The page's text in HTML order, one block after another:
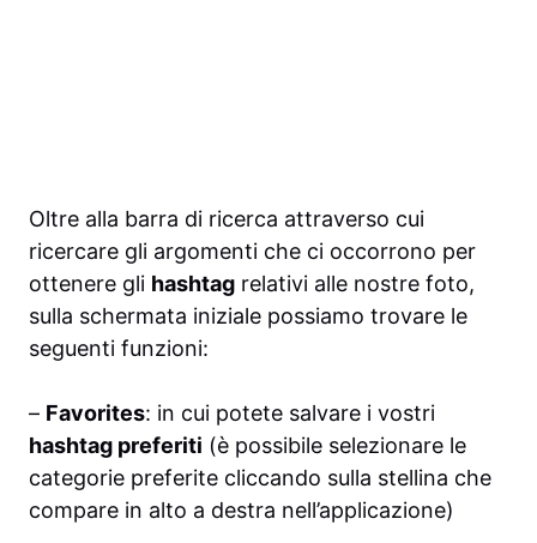
Oltre alla barra di ricerca attraverso cui
ricercare gli argomenti che ci occorrono per
ottenere gli hashtag relativi alle nostre foto,
sulla schermata iniziale possiamo trovare le
seguenti funzioni:
– Favorites: in cui potete salvare i vostri
hashtag preferiti (è possibile selezionare le
categorie preferite cliccando sulla stellina che
compare in alto a destra nell’applicazione)